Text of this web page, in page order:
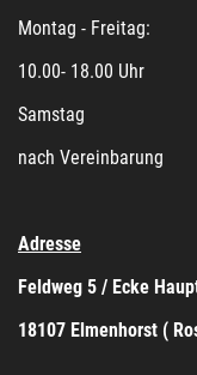
Montag - Freitag:
10.00- 18.00 Uhr
Samstag
nach Vereinbarung
Adresse
Feldweg 5 / Ecke
18107 Elmenhorst (